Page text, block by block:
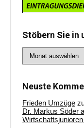
Stöbern Sie in
Sie
Archiv
Neuste
Frieden Umzüge
Dr. Markus Söder